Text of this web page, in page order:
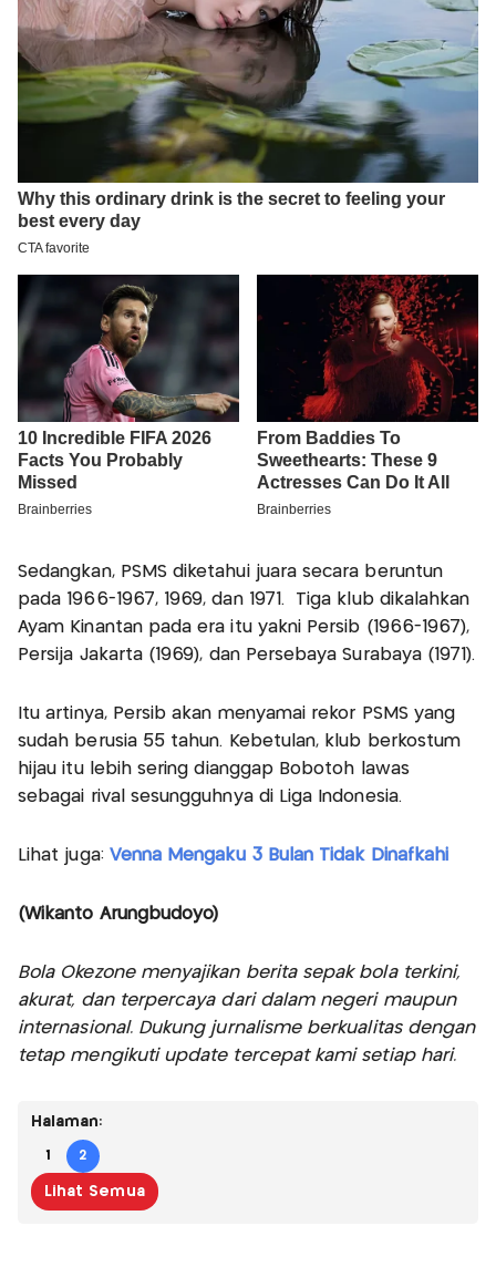
Sedangkan, PSMS diketahui juara secara beruntun
pada 1966-1967, 1969, dan 1971. Tiga klub dikalahkan
Ayam Kinantan pada era itu yakni Persib (1966-1967),
Persija Jakarta (1969), dan Persebaya Surabaya (1971).
Itu artinya, Persib akan menyamai rekor PSMS yang
sudah berusia 55 tahun. Kebetulan, klub berkostum
hijau itu lebih sering dianggap Bobotoh lawas
sebagai rival sesungguhnya di Liga Indonesia.
Lihat juga: Venna Mengaku 3 Bulan Tidak Dinafkahi
(Wikanto Arungbudoyo)
Bola Okezone menyajikan berita sepak bola terkini,
akurat, dan terpercaya dari dalam negeri maupun
internasional. Dukung jurnalisme berkualitas dengan
tetap mengikuti update tercepat kami setiap hari.
Halaman:
1 2
Lihat Semua